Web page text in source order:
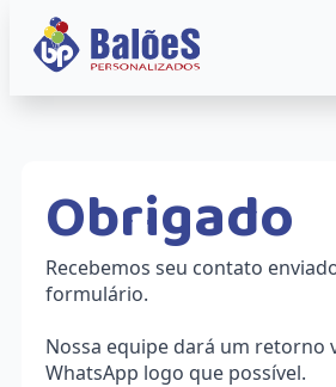
Obrigado
Recebemos seu contato
formulário.
Nossa equipe dará um retorno
WhatsApp logo que possível.